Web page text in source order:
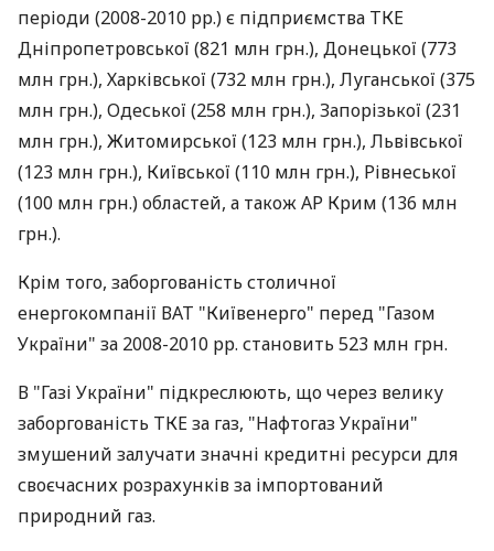
періоди (2008-2010 рр.) є підприємства ТКЕ
Дніпропетровської (821 млн грн.), Донецької (773
млн грн.), Харківської (732 млн грн.), Луганської (375
млн грн.), Одеської (258 млн грн.), Запорізької (231
млн грн.), Житомирської (123 млн грн.), Львівської
(123 млн грн.), Київської (110 млн грн.), Рівнеської
(100 млн грн.) областей, а також АР Крим (136 млн
грн.).
Крім того, заборгованість столичної
енергокомпанії ВАТ "Київенерго" перед "Газом
України" за 2008-2010 рр. становить 523 млн грн.
В "Газі України" підкреслюють, що через велику
заборгованість ТКЕ за газ, "Нафтогаз України"
змушений залучати значні кредитні ресурси для
своєчасних розрахунків за імпортований
природний газ.